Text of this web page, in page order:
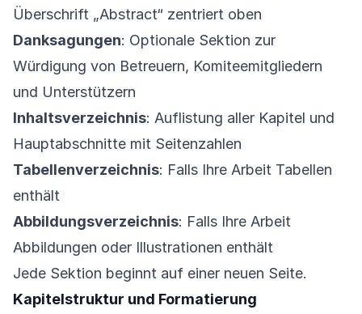
Überschrift „Abstract“ zentriert oben
Danksagungen: Optionale Sektion zur
Würdigung von Betreuern, Komiteemitgliedern
und Unterstützern
Inhaltsverzeichnis: Auflistung aller Kapitel und
Hauptabschnitte mit Seitenzahlen
Tabellenverzeichnis: Falls Ihre Arbeit Tabellen
enthält
Abbildungsverzeichnis: Falls Ihre Arbeit
Abbildungen oder Illustrationen enthält
Jede Sektion beginnt auf einer neuen Seite.
Kapitelstruktur und Formatierung